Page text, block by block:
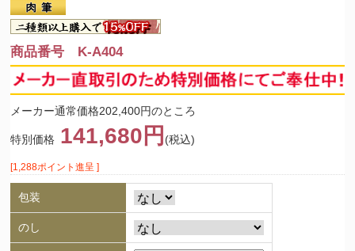
商品番号 K-A404
メーカー通常価格202,400円のところ
特別価格 141,680円 (税込)
[1,288ポイント進呈 ]
包装
のし